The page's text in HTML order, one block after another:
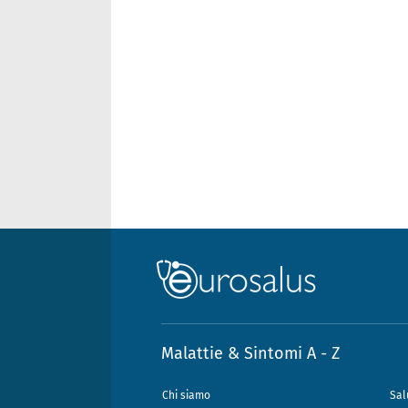
Malattie & Sintomi A - Z
Chi siamo